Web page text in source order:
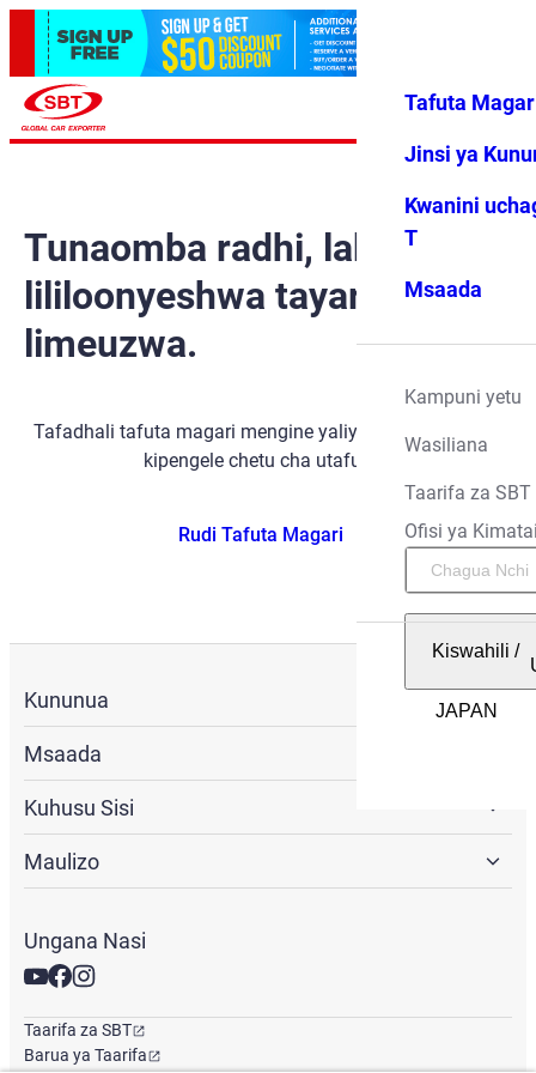
Vipendwa
Menyu
Tafuta
Jinsi ya
Kwanini
T
Msaada
Kampuni yetu
Wasiliana
Taarifa za SBT
Ofisi ya
Kiswahili /
Tunaomba radhi, lakini gari
lililoonyeshwa tayari
limeuzwa.
Tafadhali tafuta magari mengine yaliyopo kwa kutumia
kipengele chetu cha utafutaji.
Rudi Tafuta Magari
Kununua
Msaada
Kuhusu Sisi
Maulizo
Ungana Nasi
Taarifa za SBT
Barua ya Taarifa